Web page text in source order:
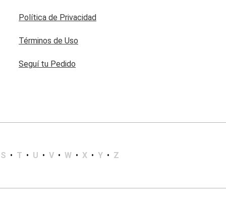
Política de Privacidad
Términos de Uso
Seguí tu Pedido
S • T • U • V • W • X • Y • Z